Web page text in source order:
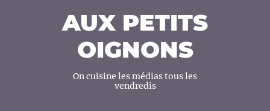
AUX PETITS
OIGNONS
On cuisine les médias tous les
vendredis